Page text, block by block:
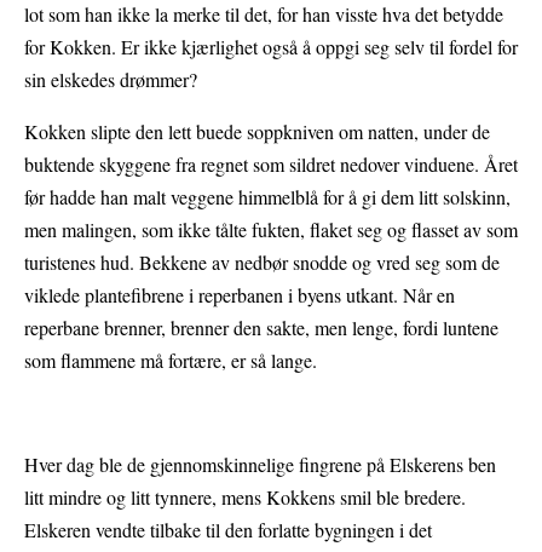
lot som han ikke la merke til det, for han visste hva det betydde
for Kokken. Er ikke kjærlighet også å oppgi seg selv til fordel for
sin elskedes drømmer?
Kokken slipte den lett buede soppkniven om natten, under de
buktende skyggene fra regnet som sildret nedover vinduene. Året
før hadde han malt veggene himmelblå for å gi dem litt solskinn,
men malingen, som ikke tålte fukten, flaket seg og flasset av som
turistenes hud. Bekkene av nedbør snodde og vred seg som de
viklede plantefibrene i reperbanen i byens utkant. Når en
reperbane brenner, brenner den sakte, men lenge, fordi luntene
som flammene må fortære, er så lange.
Hver dag ble de gjennomskinnelige fingrene på Elskerens ben
litt mindre og litt tynnere, mens Kokkens smil ble bredere.
Elskeren vendte tilbake til den forlatte bygningen i det